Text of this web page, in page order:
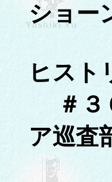
ショー
ヒスト
＃３
ア巡査